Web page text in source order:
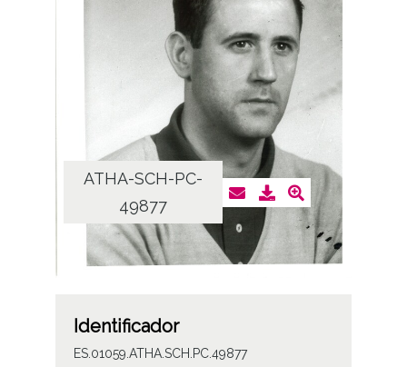
ATHA-SCH-PC-
49877
Identificador
ES.01059.ATHA.SCH.PC.49877